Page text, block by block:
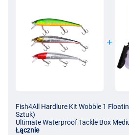
Fish4All Hardlure Kit Wobble 1
Sztuk)
Ultimate Waterproof Tackle Box
Łącznie